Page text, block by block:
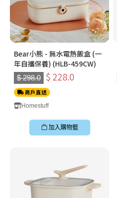
Bear小熊 - 無水電熱飯盒 (一
年自攜保養) (HLB-459CW)
$ 298.0 $ 228.0
商戶直送
Homestuff
加入購物籃